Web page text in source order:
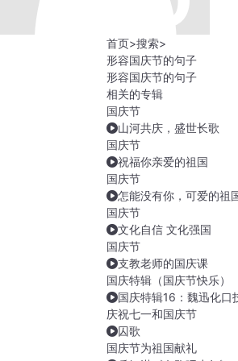
首页>搜索>
形容国庆节的句子
形容国庆节的句子
相关的专辑
国庆节
山河共庆，盛世长歌
国庆节
祝福你亲爱的祖国
国庆节
怎能没有你，可爱的祖
国庆节
文化自信 文化强国
国庆节
支教老师的国庆课
国庆特辑（国庆节快乐）
国庆特辑16：魏迅化口
庆祝七一和国庆节
囚歌
国庆节为祖国献礼